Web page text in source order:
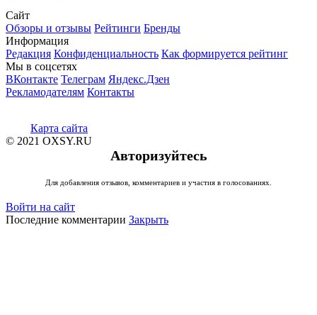
Сайт
Обзоры и отзывы Рейтинги Бренды
Информация
Редакция Конфиденциальность Как формируется рейтинг
Мы в соцсетях
ВКонтакте Телеграм Яндекс.Дзен
Рекламодателям Контакты
Карта сайта
© 2021 OXSY.RU
Авторизуйтесь
Для добавления отзывов, комментариев и участия в голосованиях.
Войти на сайт
Последние комментарии Закрыть